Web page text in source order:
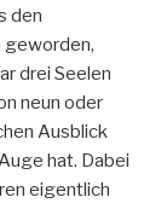
den
geworden,
drei Seelen
neun oder
Ausblick
hat. Dabei
eigentlich